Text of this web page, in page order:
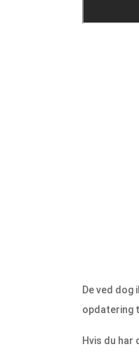
De ved dog
opdatering
Hvis du har